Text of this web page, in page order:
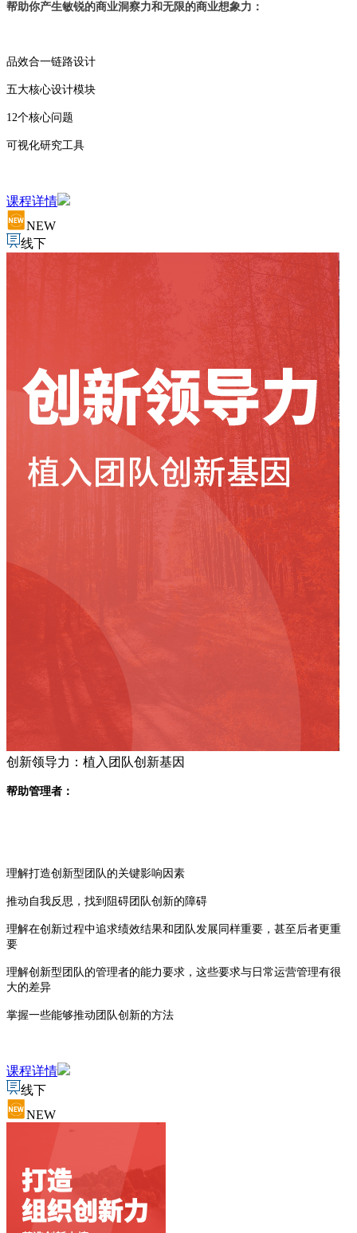
帮助你产生敏锐的商业洞察力和无限的商业想象力：
品效合一链路设计
五大核心设计模块
12个核心问题
可视化研究工具
课程详情
NEW
线下
创新领导力：植入团队创新基因
帮助管理者：
理解打造创新型团队的关键影响因素
推动自我反思，找到阻碍团队创新的障碍
理解在创新过程中追求绩效结果和团队发展同样重要，甚至后者更重
要
理解创新型团队的管理者的能力要求，这些要求与日常运营管理有很
大的差异
掌握一些能够推动团队创新的方法
课程详情
线下
NEW